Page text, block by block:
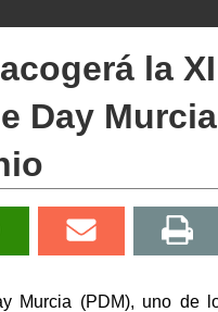
la
Day Murcia
Murcia (PDM), uno de